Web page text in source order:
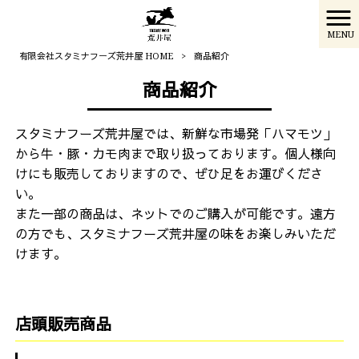
MENU
有限会社スタミナフーズ荒井屋 HOME > 商品紹介
商品紹介
スタミナフーズ荒井屋では、新鮮な市場発「ハマモツ」
から牛・豚・カモ肉まで取り扱っております。個人様向
けにも販売しておりますので、ぜひ足をお運びくださ
い。
また一部の商品は、ネットでのご購入が可能です。遠方
の方でも、スタミナフーズ荒井屋の味をお楽しみいただ
けます。
店頭販売商品